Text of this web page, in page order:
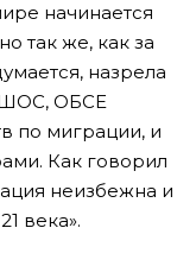
начинается
так же, как за
назрела
ШОС, ОБСЕ
по миграции, и
Как говорил
неизбежна и
века».